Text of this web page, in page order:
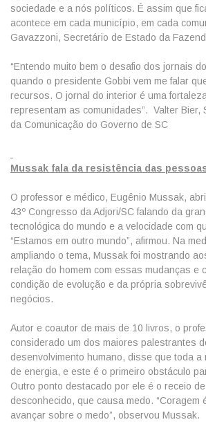
sociedade e a nós políticos. É assim que
acontece em cada município, em cada
Gavazzoni, Secretário de Estado da
“Entendo muito bem o desafio dos jornais
quando o presidente Gobbi vem me falar
recursos. O jornal do interior é uma
representam as comunidades”. Valter Bier,
da Comunicação do Governo de SC
Mussak fala da resistência das
O professor e médico, Eugênio Mussak,
43º Congresso da Adjori/SC falando da
tecnológica do mundo e a velocidade com
“Estamos em outro mundo”, afirmou. Na
ampliando o tema, Mussak foi mostrando
relação do homem com essas mudanças e
condição de evolução e da própria
negócios.
Autor e coautor de mais de 10 livros, o
considerado um dos maiores palestrantes
desenvolvimento humano, disse que toda a
de energia, e este é o primeiro obstáculo
Outro ponto destacado por ele é o receio
desconhecido, que causa medo. “Coragem
avançar sobre o medo”, observou Mussak.